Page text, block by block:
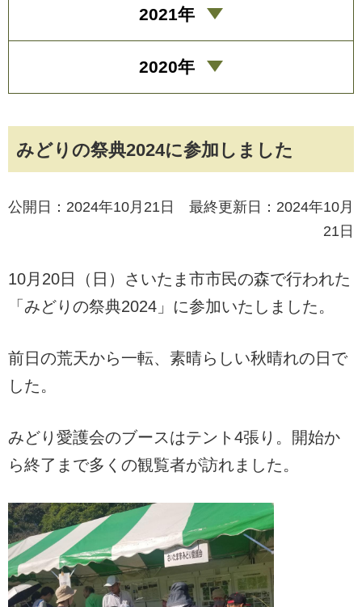
みどりの祭典2024に参加しました
公開日：2024年10月21日 最終更新日：2024年10月
21日
10月20日（日）さいたま市市民の森で行われた
「みどりの祭典2024」に参加いたしました。
前日の荒天から一転、素晴らしい秋晴れの日で
した。
みどり愛護会のブースはテント4張り。開始か
ら終了まで多くの観覧者が訪れました。
2021年
2020年